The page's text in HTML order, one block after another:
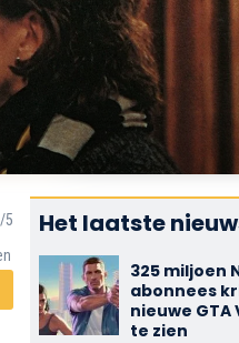
Het laatste
325 miljoen
abonnees
nieuwe
te zien